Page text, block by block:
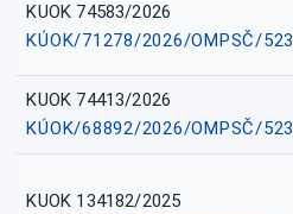
KUOK 74583/2026
KÚOK/71278/2026/OMPSČ/523
KUOK 74413/2026
KÚOK/68892/2026/OMPSČ/523
KUOK 134182/2025